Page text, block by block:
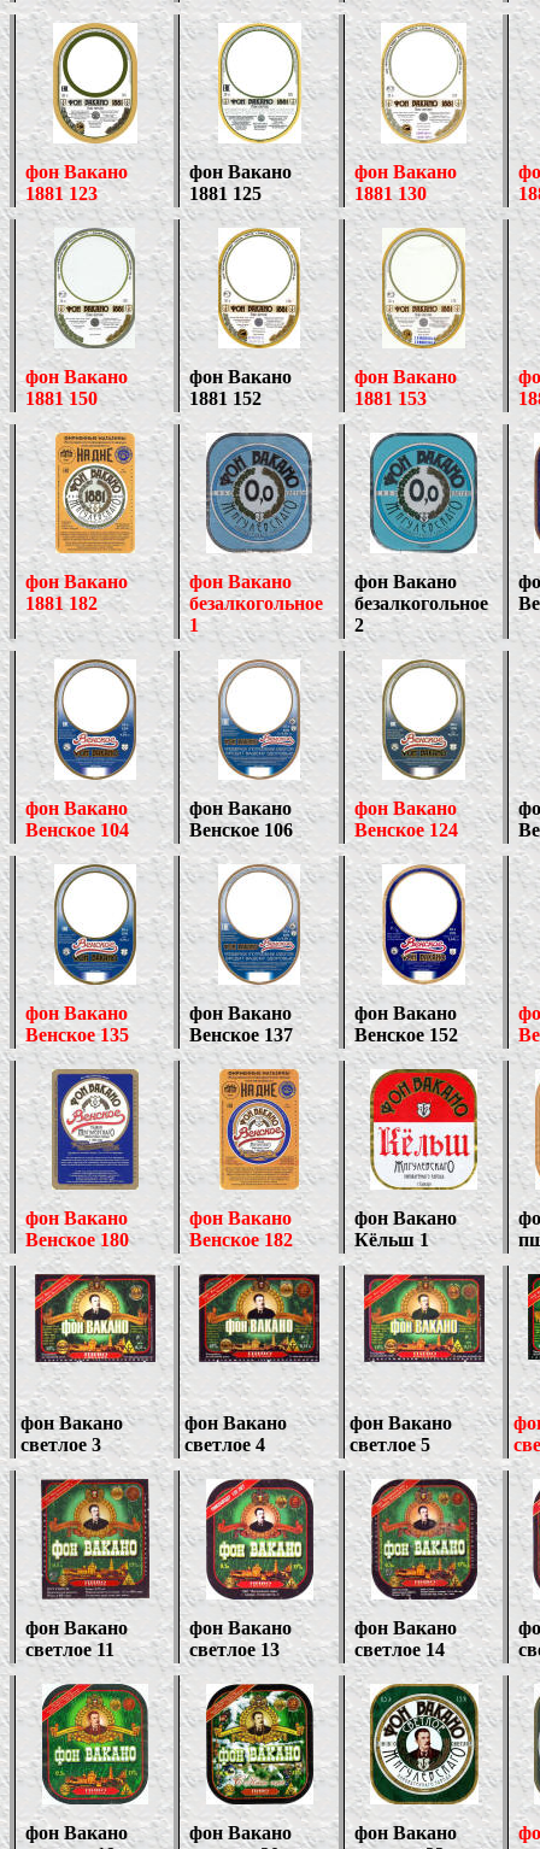
фон Вакано
1881 123
фон Вакано
1881 125
фон Вакано
1881 130
фон Вакано
1881 150
фон Вакано
1881 152
фон Вакано
1881 153
фон Вакано
1881 182
фон Вакано
безалкогольное
1
фон Вакано
безалкогольное
2
фон Вакано
Венское 104
фон Вакано
Венское 106
фон Вакано
Венское 124
фон Вакано
Венское 135
фон Вакано
Венское 137
фон Вакано
Венское 152
фон Вакано
Венское 180
фон Вакано
Венское 182
фон Вакано
Кёльш 1
фон Вакано
светлое 3
фон Вакано
светлое 4
фон Вакано
светлое 5
фон Вакано
светлое 11
фон Вакано
светлое 13
фон Вакано
светлое 14
фон Вакано
фон Вакано
фон Вакано